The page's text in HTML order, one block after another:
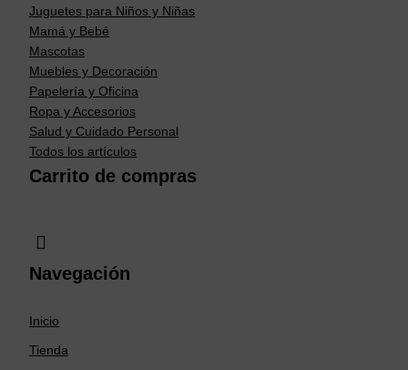
Juguetes para Niños y Niñas
Mamá y Bebé
Mascotas
Muebles y Decoración
Papelería y Oficina
Ropa y Accesorios
Salud y Cuidado Personal
Todos los artículos
Carrito de compras
Navegación
Inicio
Tienda